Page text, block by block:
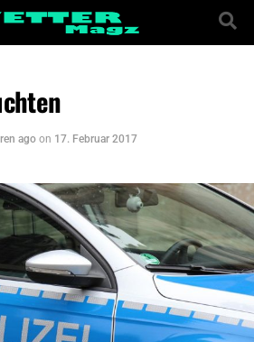
ago on 17. Februar 2017